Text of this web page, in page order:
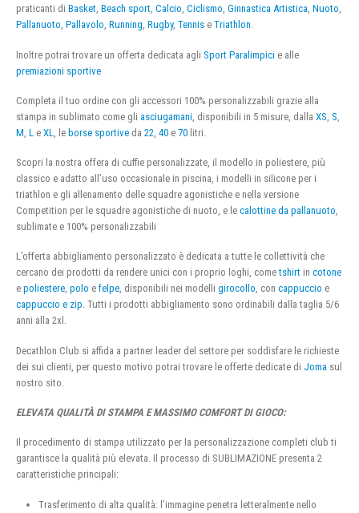
praticanti di Basket, Beach sport, Calcio, Ciclismo, Ginnastica Artistica, Nuoto,
Pallanuoto, Pallavolo, Running, Rugby, Tennis e Triathlon.
Inoltre potrai trovare un offerta dedicata agli Sport Paralimpici e alle
premiazioni sportive
Completa il tuo ordine con gli accessori 100% personalizzabili grazie alla
stampa in sublimato come gli asciugamani , disponibili in 5 misure, dalla XS S
M L e XL , le borse sportive da 22 40 e 70 litri.
Scopri la nostra offera di cuffie personalizzate, il modello in poliestere, più
classico e adatto all’uso occasionale in piscina, i modelli in silicone per i
triathlon e gli allenamento delle squadre agonistiche e nella versione
Competition per le squadre agonistiche di nuoto, e le calottine da pallanuoto,
sublimate e 100% personalizzabili
L’offerta abbigliamento personalizzato è dedicata a tutte le collettività che
cercano dei prodotti da rendere unici con i proprio loghi, cometshirt in cotone
e poliestere, polo e felpe, disponibili nei modelli girocollo, con cappuccio e
cappuccio e zip. Tutti i prodotti abbigliamento sono ordinabili dalla taglia 5/6
anni alla 2xl.
Decathlon Club si affida a partner leader del settore per soddisfare le richieste
dei sui clienti, per questo motivo potrai trovare le offerte dedicate di Joma sul
nostro sito.
ELEVATA QUALITÀ DI STAMPA E MASSIMO COMFORT DI GIOCO:
Il procedimento di stampa utilizzato per la personalizzazione completi club ti
garantisce la qualità più elevata. Il processo di SUBLIMAZIONE presenta 2
caratteristiche principali:
Trasferimento di alta qualità: l’immagine penetra letteralmente nello